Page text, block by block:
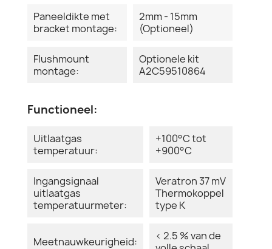
Paneeldikte met
bracket montage:
2mm - 15mm
(Optioneel)
Flushmount
montage:
Optionele kit
A2C59510864
Functioneel:
Uitlaatgas
temperatuur:
+100°C tot
+900°C
Ingangsignaal
uitlaatgas
temperatuurmeter:
Veratron 37 mV
Thermokoppel
type K
Meetnauwkeurigheid:
< 2.5 % van de